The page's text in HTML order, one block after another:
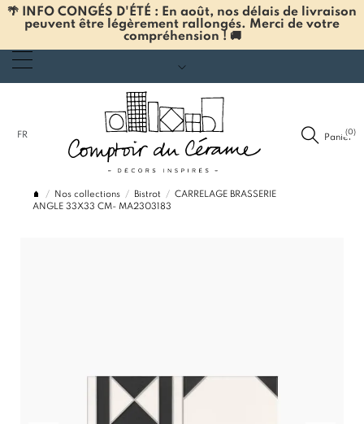
🌴 INFO CONGÉS D'ÉTÉ : En août, nos délais de livraison
peuvent être légèrement rallongés. Merci de votre
compréhension ! 🚚
FR Panier
(0)
Nos collections Bistrot
CARRELAGE BRASSERIE
ANGLE 33X33 CM- MA2303183